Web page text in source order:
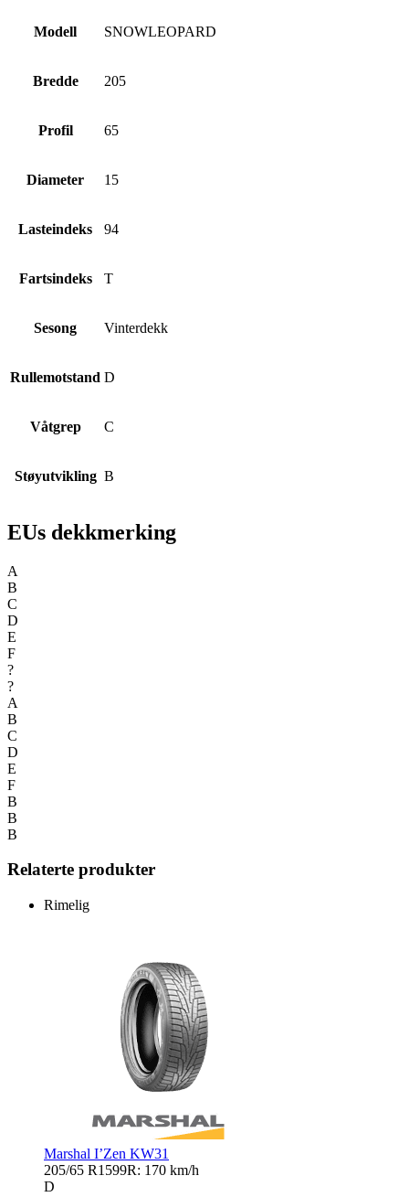
Modell SNOWLEOPARD
Bredde 205
Profil 65
Diameter 15
Lasteindeks 94
Fartsindeks T
Sesong Vinterdekk
Rullemotstand D
Våtgrep C
Støyutvikling B
EUs dekkmerking
A
B
C
D
E
F
?
?
A
B
C
D
E
F
B
B
B
Relaterte produkter
Rimelig
Marshal I’Zen KW31
205/65 R1599R: 170 km/h
D